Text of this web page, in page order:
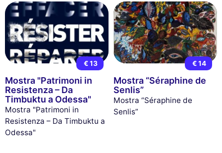
€ 13
Mostra "Patrimoni in
Resistenza – Da
Timbuktu a Odessa"
Mostra "Patrimoni in
Resistenza – Da Timbuktu a
Odessa"
€ 14
Mostra “Séraphine de
Senlis”
Mostra “Séraphine de
Senlis”